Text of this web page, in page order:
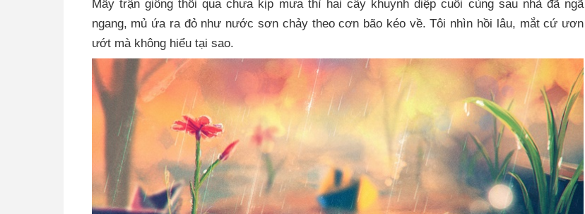
Mấy trận giông thổi qua chưa kịp mưa thì hai cây khuynh diệp cuối cùng sau nhà đã ngã
ngang, mủ ứa ra đỏ như nước sơn chảy theo cơn bão kéo về. Tôi nhìn hồi lâu, mắt cứ ươn
ướt mà không hiểu tại sao.